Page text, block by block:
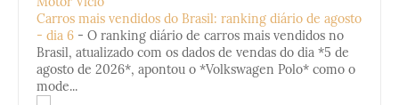
Carros mais vendidos do Brasil: ranking diário de agosto
- dia 6 - O ranking diário de carros mais vendidos no
Brasil, atualizado com os dados de vendas do dia *5 de
agosto de 2026*, apontou o *Volkswagen Polo* como o
mode...